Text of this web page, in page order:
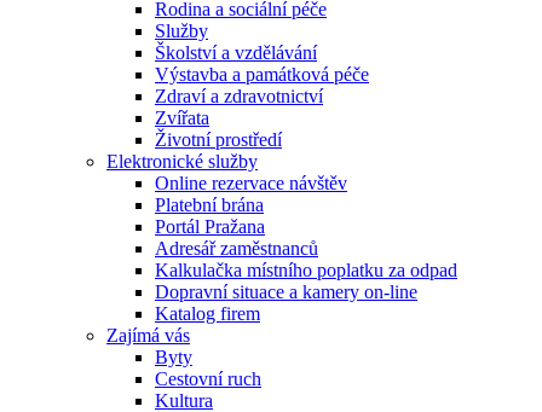
Rodina a sociální péče
Služby
Školství a vzdělávání
Výstavba a památková péče
Zdraví a zdravotnictví
Zvířata
Životní prostředí
Elektronické služby
Online rezervace návštěv
Platební brána
Portál Pražana
Adresář zaměstnanců
Kalkulačka místního poplatku za odpad
Dopravní situace a kamery on-line
Katalog firem
Zajímá vás
Byty
Cestovní ruch
Kultura